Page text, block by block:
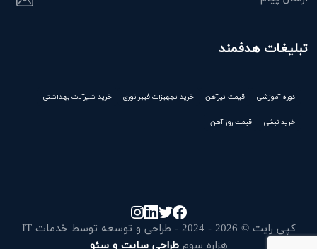
تبلیغات هدفمند
دوره آموزشی قیمت تیرآهن خرید تجهیزات فیبر نوری خرید شیرآلات بهداشتی
خرید نبشی قیمت روز آهن
کپی رایت © 2026 - 2024 - طراحی و توسعه توسط خدمات IT
هزاره سومطراحی سایت و سئو